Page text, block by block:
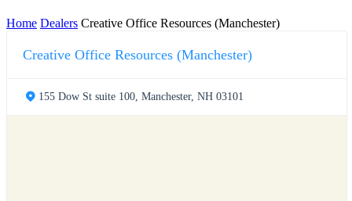
Home Dealers Creative Office Resources (Manchester)
Creative Office Resources (Manchester)
155 Dow St suite 100, Manchester, NH 03101